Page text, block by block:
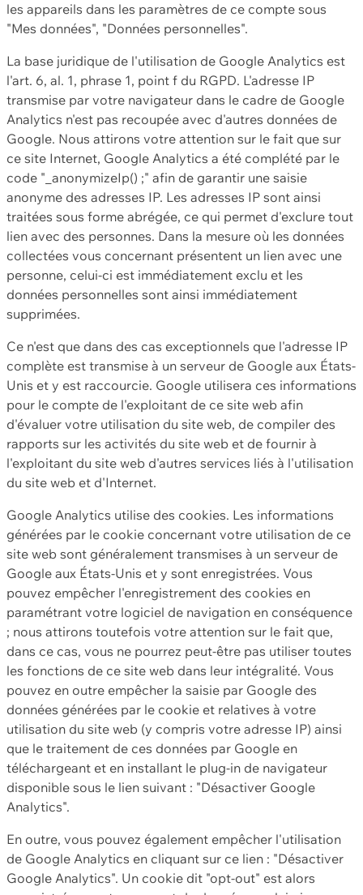
les appareils dans les paramètres de ce compte sous
"Mes données", "Données personnelles".
La base juridique de l'utilisation de Google Analytics est
l'art. 6, al. 1, phrase 1, point f du RGPD. L'adresse IP
transmise par votre navigateur dans le cadre de Google
Analytics n'est pas recoupée avec d'autres données de
Google. Nous attirons votre attention sur le fait que sur
ce site Internet, Google Analytics a été complété par le
code "_anonymizeIp() ;" afin de garantir une saisie
anonyme des adresses IP. Les adresses IP sont ainsi
traitées sous forme abrégée, ce qui permet d'exclure tout
lien avec des personnes. Dans la mesure où les données
collectées vous concernant présentent un lien avec une
personne, celui-ci est immédiatement exclu et les
données personnelles sont ainsi immédiatement
supprimées.
Ce n'est que dans des cas exceptionnels que l'adresse IP
complète est transmise à un serveur de Google aux États-
Unis et y est raccourcie. Google utilisera ces informations
pour le compte de l'exploitant de ce site web afin
d'évaluer votre utilisation du site web, de compiler des
rapports sur les activités du site web et de fournir à
l'exploitant du site web d'autres services liés à l'utilisation
du site web et d'Internet.
Google Analytics utilise des cookies. Les informations
générées par le cookie concernant votre utilisation de ce
site web sont généralement transmises à un serveur de
Google aux États-Unis et y sont enregistrées. Vous
pouvez empêcher l'enregistrement des cookies en
paramétrant votre logiciel de navigation en conséquence
; nous attirons toutefois votre attention sur le fait que,
dans ce cas, vous ne pourrez peut-être pas utiliser toutes
les fonctions de ce site web dans leur intégralité. Vous
pouvez en outre empêcher la saisie par Google des
données générées par le cookie et relatives à votre
utilisation du site web (y compris votre adresse IP) ainsi
que le traitement de ces données par Google en
téléchargeant et en installant le plug-in de navigateur
disponible sous le lien suivant : "Désactiver Google
Analytics".
En outre, vous pouvez également empêcher l'utilisation
de Google Analytics en cliquant sur ce lien : "Désactiver
Google Analytics". Un cookie dit "opt-out" est alors